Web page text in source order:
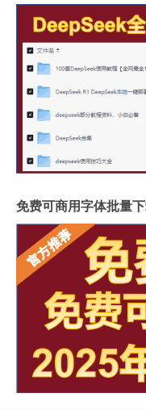
免费可商用字体批量